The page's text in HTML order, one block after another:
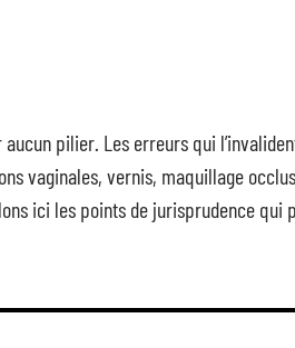
pilier. Les erreurs qui
vaginales, vernis, maquillage
ici les points de jurisprudence qui